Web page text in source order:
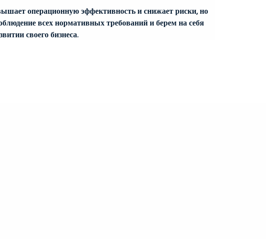
операционную эффективность и снижает риски, но
всех нормативных требований и берем на себя
своего бизнеса.